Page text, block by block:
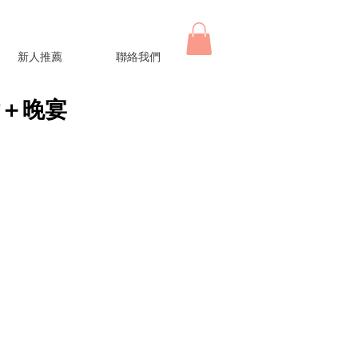
新人推薦 聯絡我們
晚宴